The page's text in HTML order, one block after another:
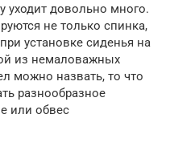
уходит довольно много.
не только спинка,
установке сиденья на
из немаловажных
можно назвать, то что
разнообразное
или обвес